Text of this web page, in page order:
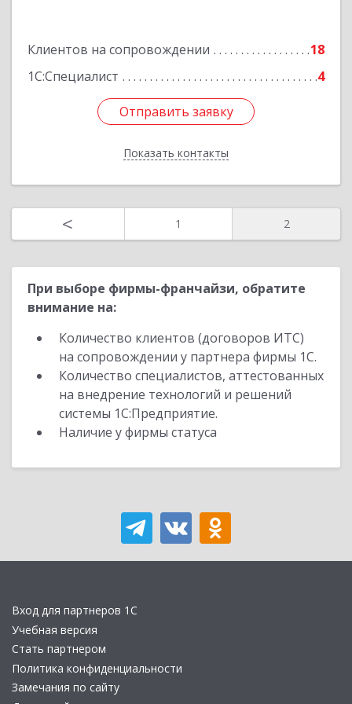
Клиентов на сопровождении
18
1С:Специалист
4
Отправить заявку
Показать контакты
Подробнее
Отправить заявку
Назад
< 1 2
При выборе фирмы-франчайзи, обратите
внимание на:
Количество клиентов (договоров ИТС)
на сопровождении у партнера фирмы 1С.
Количество специалистов, аттестованных
на внедрение технологий и решений
системы 1С:Предприятие.
Наличие у фирмы статуса
Вход для партнеров 1С
Учебная версия
Стать партнером
Политика конфиденциальности
Замечания по сайту